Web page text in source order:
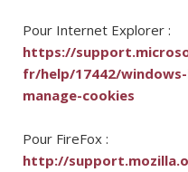
Pour Internet Explorer :
https://
fr/help/17442/
manage-cookies
Pour FireFox :
http://